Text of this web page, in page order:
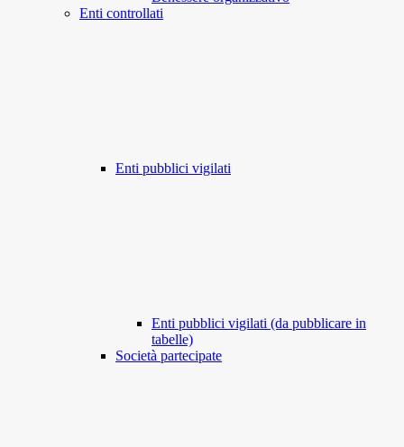
Enti controllati
Enti pubblici vigilati
Enti pubblici vigilati (da pubblicare in
tabelle)
Società partecipate